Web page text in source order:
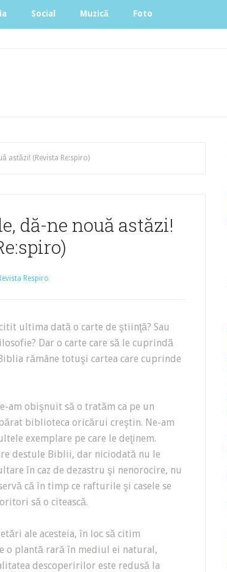
Social Muzică Foto
astăzi! (Revista Re:spiro)
dă-ne nouă astăzi!
Respiro
ultima dată o carte de ştiinţă? Sau
Dar o carte care să le cuprindă
rămâne totuşi cartea care cuprinde
am obişnuit să o tratăm ca pe un
biblioteca oricărui creştin. Ne-am
exemplare pe care le deţinem.
destule Biblii, dar niciodată nu le
în caz de dezastru şi nenorocire, nu
că în timp ce rafturile şi casele se
să o citească.
ale acesteia, în loc să citim
o plantă rară în mediul ei natural,
descoperirilor este redusă la